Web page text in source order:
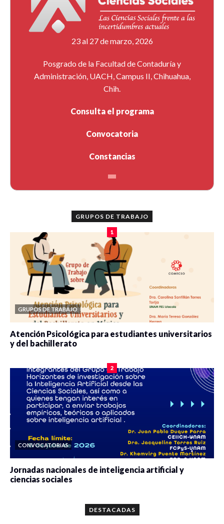
23 al 27 de marzo, 2026
Posgrado de la Facultad de Contaduría y
Administración, UACH, Campus II, Chihuahua,
Chih.
Consulta el programa
Convocatoria
Constancias
GRUPOS DE TRABAJO
1
GRUPOS DE TRABAJO
Atención Psicológica para estudiantes universitarios
y del bachillerato
2
CONVOCATORIAS
Jornadas nacionales de inteligencia artificial y
ciencias sociales
DESTACADAS